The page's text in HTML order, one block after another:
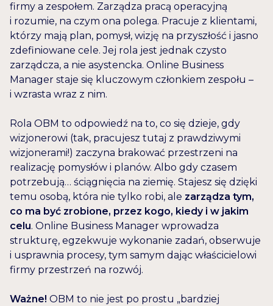
firmy a zespołem. Zarządza pracą operacyjną
i rozumie, na czym ona polega. Pracuje z klientami,
którzy mają plan, pomysł, wizję na przyszłość i jasno
zdefiniowane cele. Jej rola jest jednak czysto
zarządcza, a nie asystencka. Online Business
Manager staje się kluczowym członkiem zespołu –
i wzrasta wraz z nim.
Rola OBM to odpowiedź na to, co się dzieje, gdy
wizjonerowi (tak, pracujesz tutaj z prawdziwymi
wizjonerami!) zaczyna brakować przestrzeni na
realizację pomysłów i planów. Albo gdy czasem
potrzebują… ściągnięcia na ziemię. Stajesz się dzięki
temu osobą, która nie tylko robi, ale zarządza tym,
co ma być zrobione, przez kogo, kiedy i w jakim
celu. Online Business Manager wprowadza
strukturę, egzekwuje wykonanie zadań, obserwuje
i usprawnia procesy, tym samym dając właścicielowi
firmy przestrzeń na rozwój.
Ważne! OBM to nie jest po prostu „bardziej